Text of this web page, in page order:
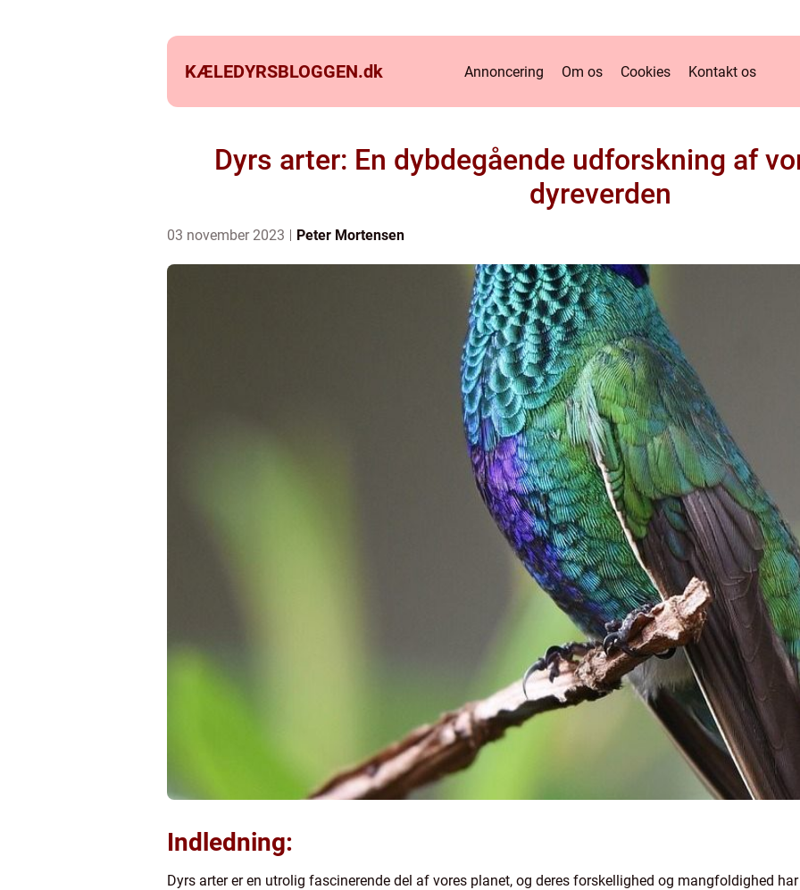
KÆLEDYRSBLOGGEN.dk Annoncering Om os Cookies Kontakt os
Dyrs arter: En dybdegående udforskning af
dyreverden
03 november 2023 Peter Mortensen
Indledning:
Dyrs arter er en utrolig fascinerende del af vores planet, og deres forskellighed og mangfoldighed